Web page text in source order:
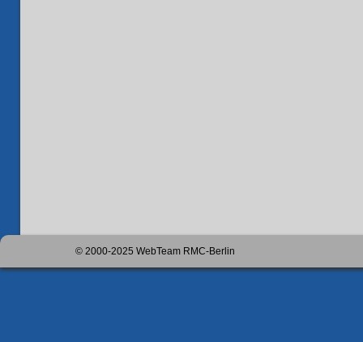
© 2000-2025 WebTeam RMC-Berlin